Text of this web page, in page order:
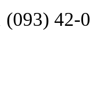
(093) 42-